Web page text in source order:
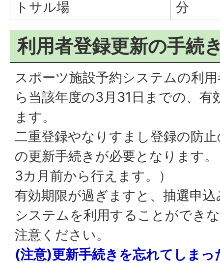
トサル場
分
利用者登録更新の手続
スポーツ施設予約システムの利
ら当該年度の3月31日までの、有
ます。
二重登録やなりすまし登録の防
の更新手続きが必要となります
3カ月前から行えます。）
有効期限が過ぎますと、抽選申
システムを利用することができ
注意ください。
(注意)更新手続きを忘れてしまっ